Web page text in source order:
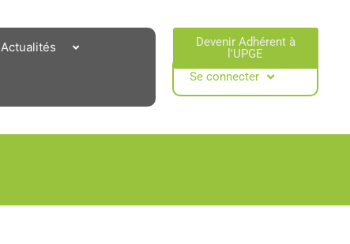
Actualités
Devenir Adhérent à
l'UPGE​
Se connecter